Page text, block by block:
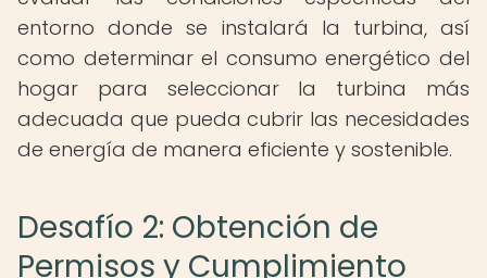
entorno donde se instalará la turbina, así
como determinar el consumo energético del
hogar para seleccionar la turbina más
adecuada que pueda cubrir las necesidades
de energía de manera eficiente y sostenible.
Desafío 2: Obtención de
Permisos y Cumplimiento